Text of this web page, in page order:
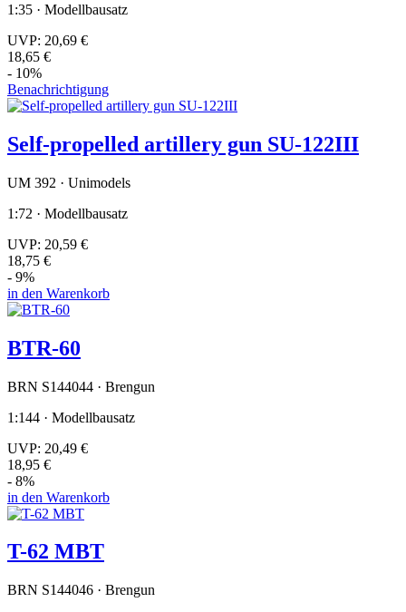
1:35 · Modellbausatz
UVP: 20,69 €
18,65 €
- 10%
Benachrichtigung
Self-propelled artillery gun SU-122III
UM 392 · Unimodels
1:72 · Modellbausatz
UVP: 20,59 €
18,75 €
- 9%
in den Warenkorb
BTR-60
BRN S144044 · Brengun
1:144 · Modellbausatz
UVP: 20,49 €
18,95 €
- 8%
in den Warenkorb
T-62 MBT
BRN S144046 · Brengun